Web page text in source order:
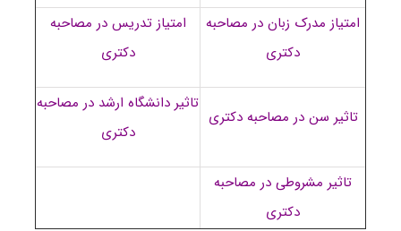
امتیاز مدرک زبان در مصاحبه
دکتری
امتیاز تدریس در مصاحبه
دکتری
تاثیر سن در مصاحبه دکتری
تاثیر دانشگاه ارشد در مصاحبه
دکتری
تاثیر مشروطی در مصاحبه
دکتری